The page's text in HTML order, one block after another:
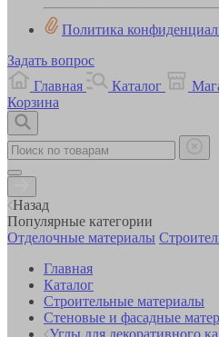
Политика
Задать вопрос
Главная
Каталог
Корзина
Назад
Популярные категории
Отделочные материалы
Главная
Каталог
Строительные материалы
Стеновые и фасадные
Углы для декоративного